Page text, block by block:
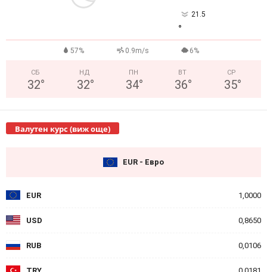
21.5
°
57% 0.9m/s 6%
СБ
32°
НД
32°
ПН
34°
ВТ
36°
СР
35°
Валутен курс (виж още)
EUR - Евро
EUR 1,0000
USD 0,8650
RUB 0,0106